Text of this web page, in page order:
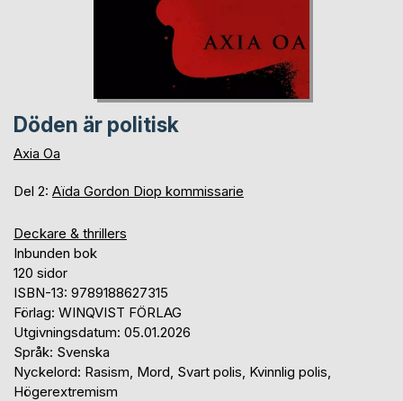
Döden är politisk
Axia Oa
Del 2: Aïda Gordon Diop kommissarie
Deckare & thrillers
Inbunden bok
120 sidor
ISBN-13: 9789188627315
Förlag: WINQVIST FÖRLAG
Utgivningsdatum: 05.01.2026
Språk: Svenska
Nyckelord: Rasism, Mord, Svart polis, Kvinnlig polis,
Högerextremism